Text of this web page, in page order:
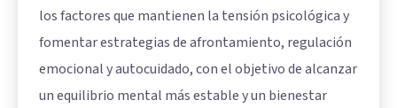
los factores que mantienen la tensión psicológica y
fomentar estrategias de afrontamiento, regulación
emocional y autocuidado, con el objetivo de alcanzar
un equilibrio mental más estable y un bienestar